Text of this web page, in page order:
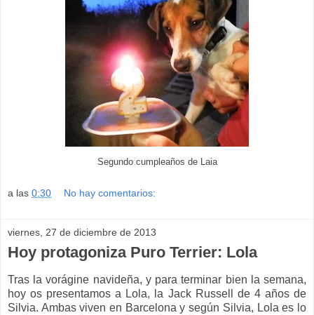
Segundo cumpleaños de Laia
a las 0:30 No hay comentarios:
viernes, 27 de diciembre de 2013
Hoy protagoniza Puro Terrier: Lola
Tras la vorágine navideña, y para terminar bien la semana,
hoy os presentamos a Lola, la Jack Russell de 4 años de
Silvia. Ambas viven en Barcelona y según Silvia, Lola es lo